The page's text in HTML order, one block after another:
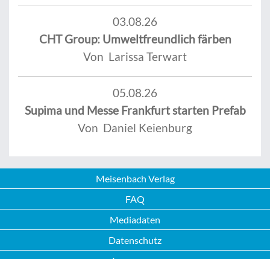
03.08.26
CHT Group: Umweltfreundlich färben
Von Larissa Terwart
05.08.26
Supima und Messe Frankfurt starten Prefab
Von Daniel Keienburg
Meisenbach Verlag
FAQ
Mediadaten
Datenschutz